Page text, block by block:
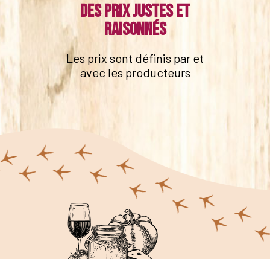
Des prix justes et
raisonnés
Les prix sont définis par et
avec les producteurs